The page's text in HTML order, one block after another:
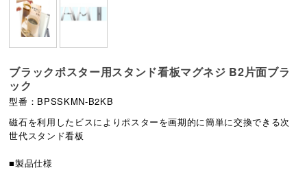
ブラックポスター用スタンド看板マグネジ B2片面ブラ
ック
型番：BPSSKMN-B2KB
磁石を利用したビスによりポスターを画期的に簡単に交換できる次
世代スタンド看板
■製品仕様